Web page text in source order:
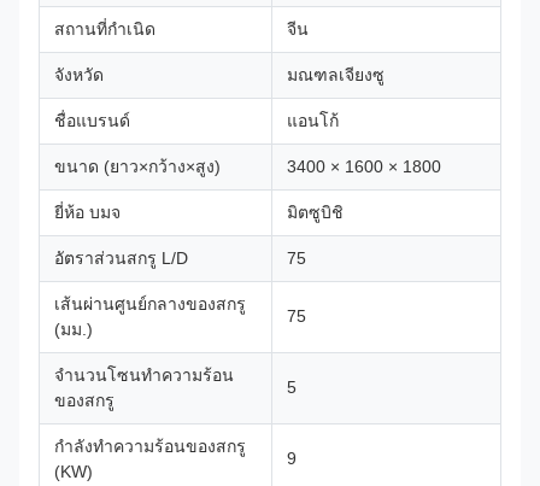
สถานที่กำเนิด จีน
จังหวัด มณฑลเจียงซู
ชื่อแบรนด์ แอนโก้
ขนาด (ยาว×กว้าง×สูง) 3400 × 1600 × 1800
ยี่ห้อ บมจ มิตซูบิชิ
อัตราส่วนสกรู L/D 75
เส้นผ่านศูนย์กลางของสกรู
(มม.)
75
จำนวนโซนทำความร้อน
ของสกรู
5
กำลังทำความร้อนของสกรู
(KW)
9